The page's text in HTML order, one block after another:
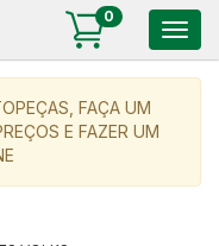
0
FAÇA UM
E FAZER UM